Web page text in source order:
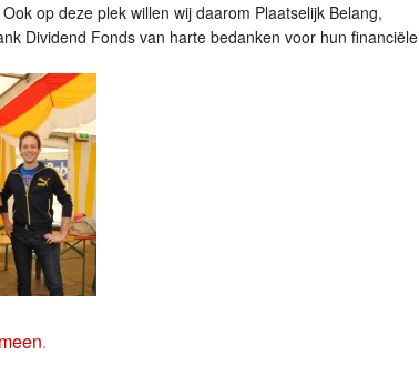
op deze plek willen wij daarom Plaatselijk Belang,
Dividend Fonds van harte bedanken voor hun financiële
.